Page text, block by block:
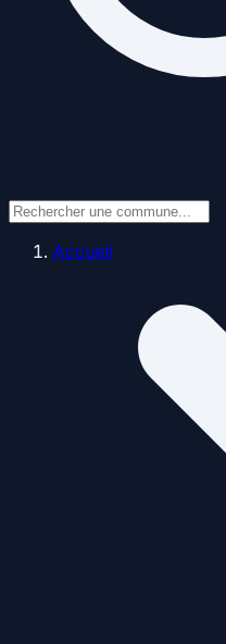
Accueil